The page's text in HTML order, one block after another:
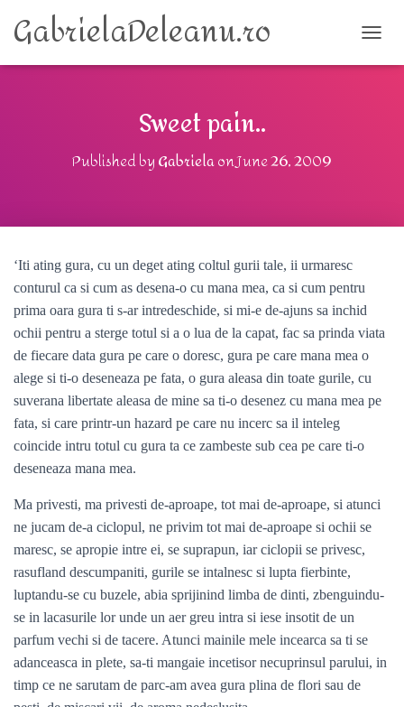
GabrielaDeleanu.ro
Sweet pain..
Published byGabrielaonJune 26, 2009
‘Iti ating gura, cu un deget ating coltul gurii tale, ii urmaresc
conturul ca si cum as desena-o cu mana mea, ca si cum pentru
prima oara gura ti s-ar intredeschide, si mi-e de-ajuns sa inchid
ochii pentru a sterge totul si a o lua de la capat, fac sa prinda viata
de fiecare data gura pe care o doresc, gura pe care mana mea o
alege si ti-o deseneaza pe fata, o gura aleasa din toate gurile, cu
suverana libertate aleasa de mine sa ti-o desenez cu mana mea pe
fata, si care printr-un hazard pe care nu incerc sa il inteleg
coincide intru totul cu gura ta ce zambeste sub cea pe care ti-o
deseneaza mana mea.
Ma privesti, ma privesti de-aproape, tot mai de-aproape, si atunci
ne jucam de-a ciclopul, ne privim tot mai de-aproape si ochii se
maresc, se apropie intre ei, se suprapun, iar ciclopii se privesc,
rasufland descumpaniti, gurile se intalnesc si lupta fierbinte,
luptandu-se cu buzele, abia sprijinind limba de dinti, zbenguindu-
se in lacasurile lor unde un aer greu intra si iese insotit de un
parfum vechi si de tacere. Atunci mainile mele incearca sa ti se
adanceasca in plete, sa-ti mangaie incetisor necuprinsul parului, in
timp ce ne sarutam de parc-am avea gura plina de flori sau de